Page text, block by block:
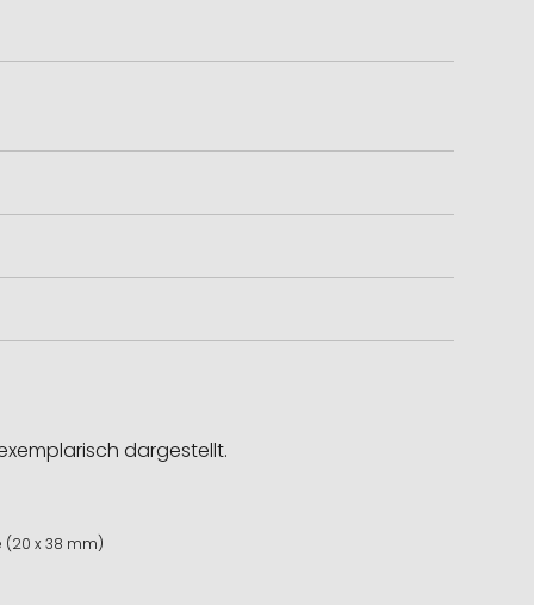
dargestellt.
(20 x 38 mm)